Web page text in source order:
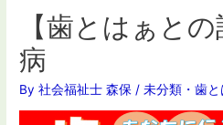
【歯とはぁと
病
By社会福祉士 森保 /未分類 ・歯と